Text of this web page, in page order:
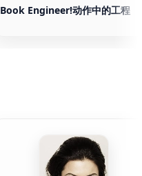
Book Engineer!动作中的工程